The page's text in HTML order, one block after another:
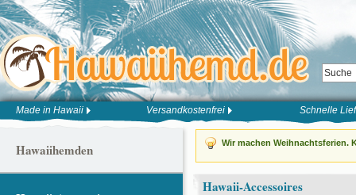
Made in Hawaii Versandkostenfrei Schnelle
Wir machen Weihnachtsferien.
Hawaii-Accessoires
Hawaiihemden